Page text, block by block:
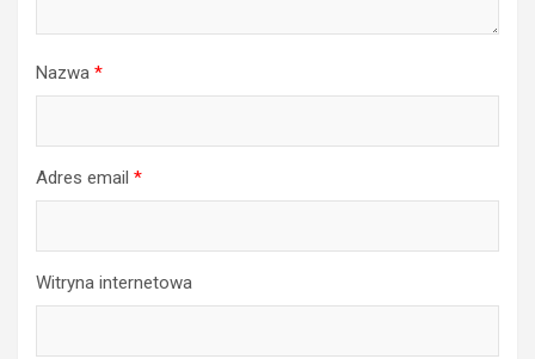
Nazwa *
Adres email *
Witryna internetowa